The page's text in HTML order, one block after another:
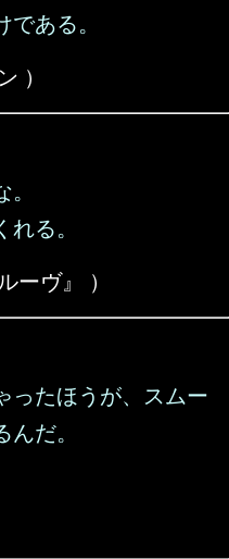
ある。
）
る。
ーヴ』 ）
ったほうが、スムー
だ。